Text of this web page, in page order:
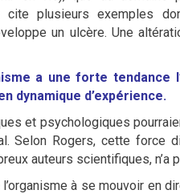
cite plusieurs exemples
un ulcère. Une
a une forte
dynamique d’expérience.
et psychologiques
Selon Rogers, cette force
auteurs scientifiques,
à se mouvoir en